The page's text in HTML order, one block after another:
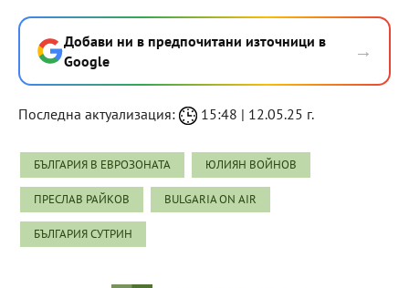
Добави ни в предпочитани източници в
Google
→
Последна актуализация: 15:48 | 12.05.25 г.
БЪЛГАРИЯ В ЕВРОЗОНАТА ЮЛИЯН ВОЙНОВ
ПРЕСЛАВ РАЙКОВ BULGARIA ON AIR
БЪЛГАРИЯ СУТРИН